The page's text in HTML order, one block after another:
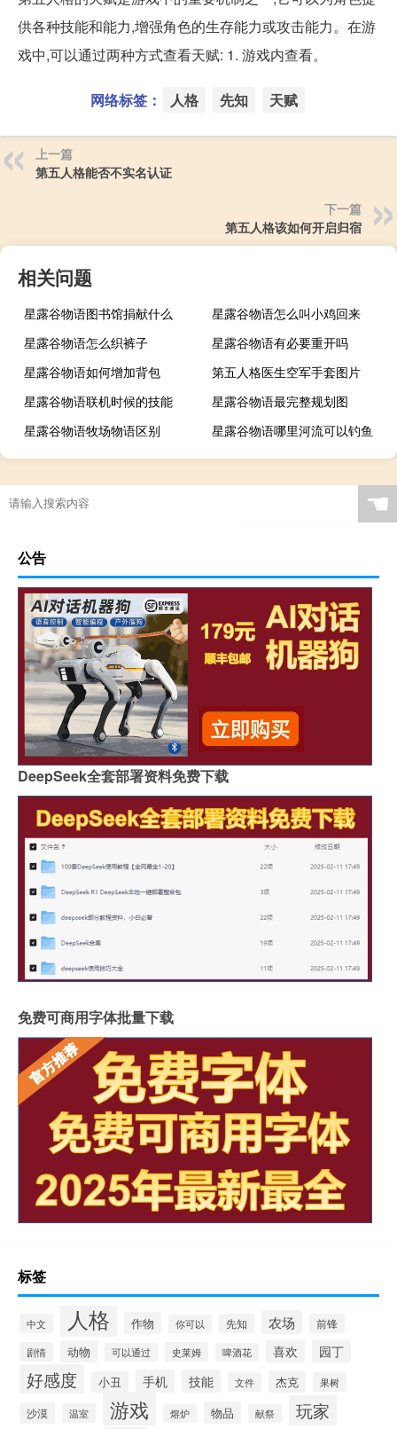
供各种技能和能力,增强角色的生存能力或攻击能力。在游
戏中,可以通过两种方式查看天赋: 1. 游戏内查看。
网络标签： 人格 先知 天赋
上一篇
第五人格能否不实名认证
下一篇
第五人格该如何开启归宿
相关问题
星露谷物语图书馆捐献什么
星露谷物语怎么叫小鸡回来
星露谷物语怎么织裤子
星露谷物语有必要重开吗
星露谷物语如何增加背包
第五人格医生空军手套图片
星露谷物语联机时候的技能
星露谷物语最完整规划图
星露谷物语牧场物语区别
星露谷物语哪里河流可以钓鱼
☚
公告
DeepSeek全套部署资料免费下载
免费可商用字体批量下载
标签
中文 人格 作物 你可以 先知 农场
前锋
剧情
动物 可以通过 史莱姆 啤酒花 喜欢 园丁
好感度 小丑 手机 技能 文件 杰克 果树
沙漠 温室 游戏 熔炉 物品 献祭 玩家